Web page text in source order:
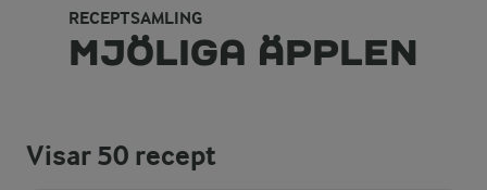
RECEPTSAMLING
MJÖLIGA ÄPPLEN
Visar50 recept